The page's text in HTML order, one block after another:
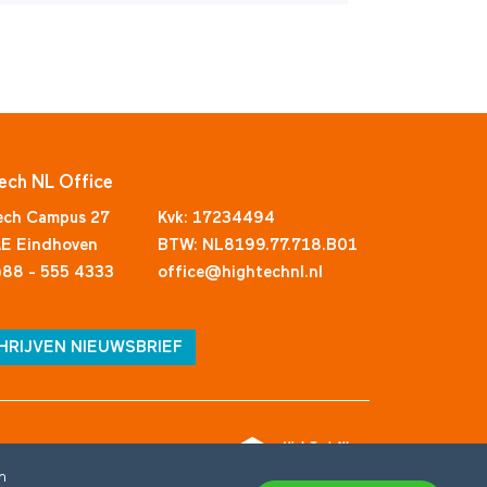
NL Office
Campus 27
Eindhoven
- 555 4333
Kvk: 17234494
BTW: NL8199.77.718.B01
office@hightechnl.nl
NIEUWSBRIEF